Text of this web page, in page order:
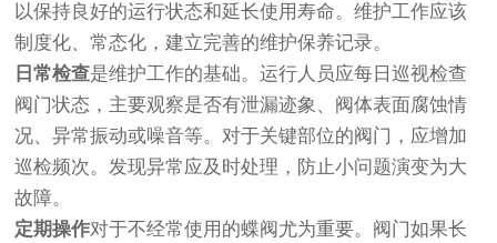
以保持良好的运行状态和延长使用寿命。维护工作应该
制度化、常态化，建立完善的维护保养记录。
日常检查是维护工作的基础。运行人员应每日巡视检查
阀门状态，主要观察是否有泄漏迹象、阀体表面腐蚀情
况、异常振动或噪音等。对于关键部位的阀门，应增加
巡检频次。发现异常应及时处理，防止小问题演变为大
故障。
定期操作对于不经常使用的蝶阀尤为重要。阀门如果长